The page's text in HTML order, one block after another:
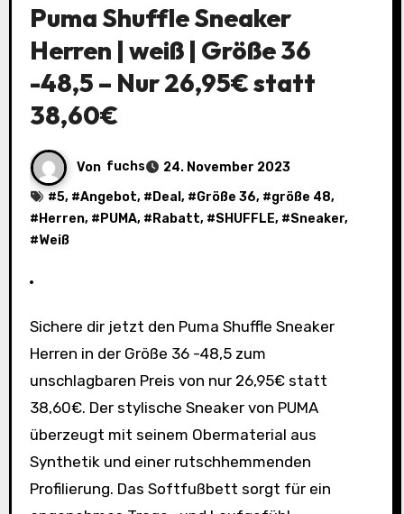
Puma Shuffle Sneaker
Herren | weiß | Größe 36
-48,5 – Nur 26,95€ statt
38,60€
Von fuchs
24. November 2023
#5, #Angebot, # Deal , #Größe 36, #größe 48,
# Herren, # PUMA, # Rabatt, #SHUFFLE, #Sneaker,
#Weiß
Sichere dir jetzt den Puma Shuffle Sneaker
Herren in der Größe 36 -48,5 zum
unschlagbaren Preis von nur 26,95€ statt
38,60€. Der stylische Sneaker von PUMA
überzeugt mit seinem Obermaterial aus
Synthetik und einer rutschhemmenden
Profilierung. Das Softfußbett sorgt für ein